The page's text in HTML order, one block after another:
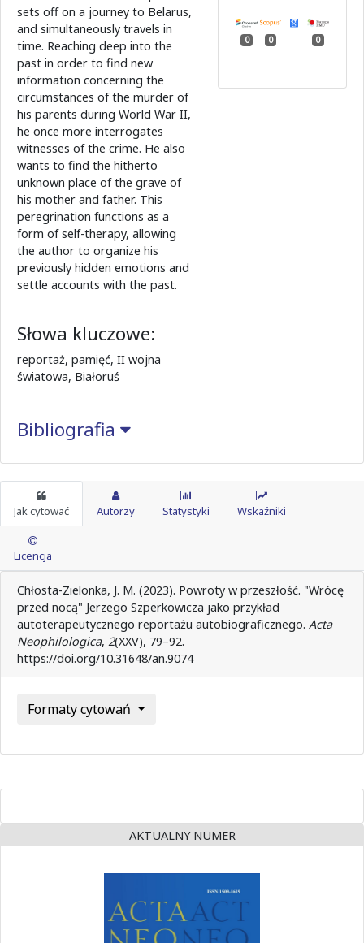
sets off on a journey to Belarus,
and simultaneously travels in
time. Reaching deep into the
past in order to find new
information concerning the
circumstances of the murder of
his parents during World War II,
he once more interrogates
witnesses of the crime. He also
wants to find the hitherto
unknown place of the grave of
his mother and father. This
peregrination functions as a
form of self-therapy, allowing
the author to organize his
previously hidden emotions and
settle accounts with the past.
Słowa kluczowe:
reportaż, pamięć, II wojna
światowa, Białoruś
Bibliografia
0 0 0
Jak cytować Autorzy Statystyki Wskaźniki
Licencja
Chłosta-Zielonka, J. M. (2023). Powroty w przeszłość. "Wrócę
przed nocą" Jerzego Szperkowicza jako przykład
autoterapeutycznego reportażu autobiograficznego. Acta
Neophilologica, 2(XXV), 79–92.
https://doi.org/10.31648/an.9074
Formaty cytowań
AKTUALNY NUMER